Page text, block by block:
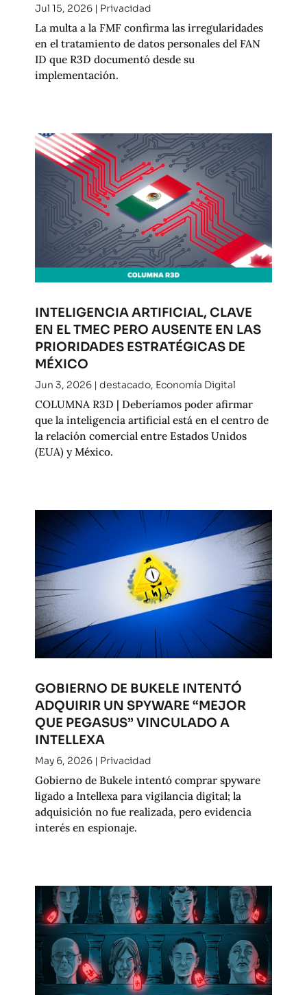
Jul 15, 2026| Privacidad
La multa a la FMF confirma las irregularidades
en el tratamiento de datos personales del FAN
ID que R3D documentó desde su
implementación.
INTELIGENCIA ARTIFICIAL, CLAVE
EN EL TMEC PERO AUSENTE EN LAS
PRIORIDADES ESTRATÉGICAS DE
MÉXICO
Jun 3, 2026| destacado, Economía Digital
COLUMNA R3D | Deberíamos poder afirmar
que la inteligencia artificial está en el centro de
la relación comercial entre Estados Unidos
(EUA) y México.
GOBIERNO DE BUKELE INTENTÓ
ADQUIRIR UN SPYWARE “MEJOR
QUE PEGASUS” VINCULADO A
INTELLEXA
May 6, 2026| Privacidad
Gobierno de Bukele intentó comprar spyware
ligado a Intellexa para vigilancia digital; la
adquisición no fue realizada, pero evidencia
interés en espionaje.